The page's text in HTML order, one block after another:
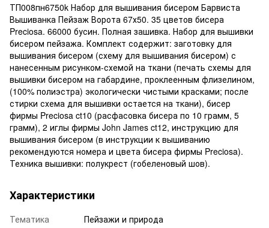
ТП008пн6750k Набор для вышивания бисером Барвиста
Вышиванка Пейзаж Ворота 67х50. 35 цветов бисера
Preciosa. 66000 бусин. Полная зашивка. Набор для вышивки
бисером пейзажа. Комплект содержит: заготовку для
вышивания бисером (схему для вышивания бисером) с
нанесенным рисунком-схемой на ткани (печать схемы для
вышивки бисером на габардине, проклеенным флизелином,
(100% полиэстра) экологически чистыми красками; после
стирки схема для вышивки остается на ткани), бисер
фирмы Preciosa ct10 (расфасовка бисера по 10 грамм, 5
грамм), 2 иглы фирмы John James ct12, инструкцию для
вышивания бисером (в инструкции к вышиванию
рекомендуются номера и цвета бисера фирмы Preciosa).
Техника вышивки: полукрест (гобеленовый шов).
Характеристики
Тематика
Пейзажи и природа